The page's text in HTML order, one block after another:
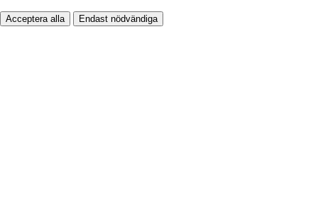
Acceptera alla Endast nödvändiga